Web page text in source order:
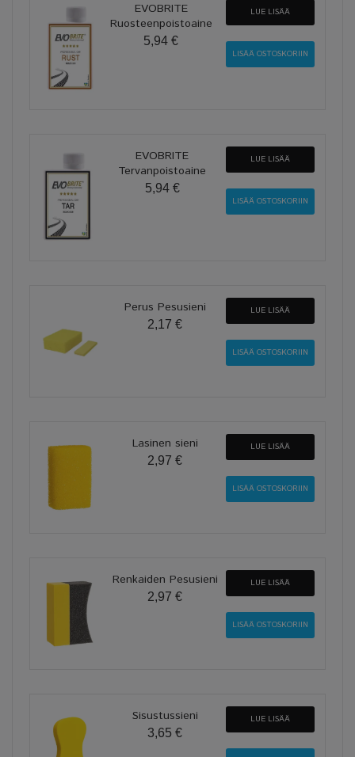
EVOBRITE
Ruosteenpoistoaine
5,94 €
LUE LISÄÄ
EVOBRITE
Tervanpoistoaine
5,94 €
LUE LISÄÄ
Perus Pesusieni
2,17 €
LUE LISÄÄ
Lasinen sieni
2,97 €
LUE LISÄÄ
Renkaiden Pesusieni
2,97 €
LUE LISÄÄ
Sisustussieni
3,65 €
LUE LISÄÄ